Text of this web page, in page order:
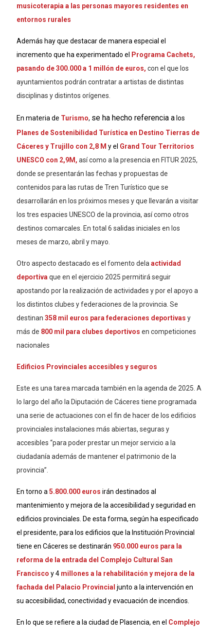
musicoterapia a las personas mayores residentes en
entornos rurales
Además hay que destacar de manera especial el
incremento que ha experimentado el
Programa Cachets,
pasando de 300.000 a 1 millón de euros, con el que los
ayuntamientos podrán contratar a artistas de distintas
disciplinas y distintos orígenes.
En materia de Turismo, se ha hecho referencia alos
P lanes de Sostenibilidad Turística en Destino Tierras de
Cáceres y Trujillo con 2,8 M y el Grand Tour Territorios
UNESCO con 2,9M, así como a la presencia en FITUR 2025,
donde se presentarán las fechas y propuestas de
contenidos para las rutas de Tren Turístico que se
desarrollarán en los próximos meses y que llevarán a visitar
los tres espacies UNESCO de la provincia, así como otros
destinos comarcales. En total 6 salidas iniciales en los
meses de marzo, abril y mayo.
Otro aspecto destacado es el fomento delaactividad
deportivaque en el ejercicio 2025 permitirá seguir
apostando por la realización de actividades y por el apoyo a
los distintos clubes y federaciones de la provincia. Se
destinan 358 mil euros para federaciones deportivas y
más de 800 mil para clubes deportivos en competiciones
nacionales
Edificios Provinciales accesibles y seguros
Este es una tarea marcada también en la agenda de 2025. A
lo largo del año la Diputación de Cáceres tiene programada
una serie de actuaciones con el fin de hacer de los edificios
provinciales instalaciones más abiertas, seguras y
accesibles “para poder prestar un mejor servicio a la
ciudadanía además de mantener el patrimonio de la
provincia”.
En torno a5.800.000 euros irán destinados al
mantenimiento y mejora de la accesibilidad y seguridad en
edificios provinciales. De esta forma, según ha especificado
el presidente, para los edificios que la Institución Provincial
tiene en Cáceres se destinarán 950.000 euros para la
reforma de la entrada del Complejo Cultural San
Francisco y 4millones a la rehabilitación y mejora de la
fachada del Palacio Provincial junto a la intervención en
su accesibilidad, conectividad y evacuación de incendios.
En lo que se refiere a la ciudad de Plasencia, en el Complejo